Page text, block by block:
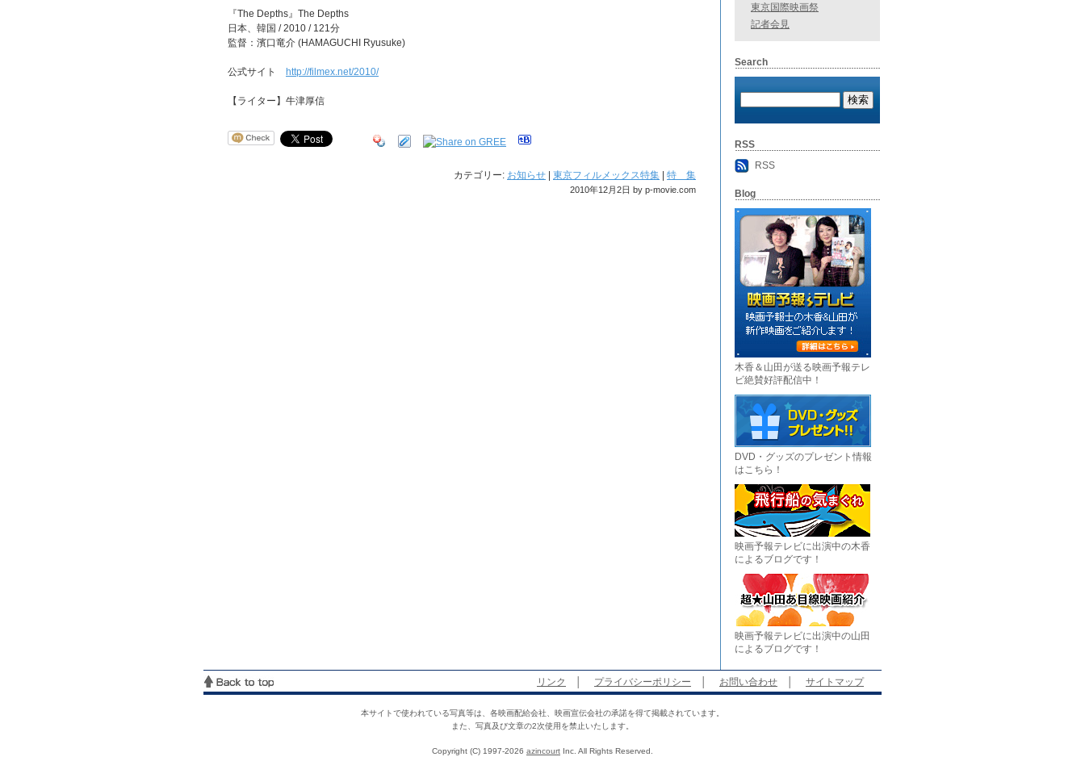
『The Depths』The Depths
日本、韓国 / 2010 / 121分
監督：濱口竜介 (HAMAGUCHI Ryusuke)
公式サイト http://filmex.net/2010/
【ライター】牛津厚信
カテゴリー: お知らせ 東京フィルメックス特集 特 集
2010年12月2日 by p-movie.com
東京国際映画祭
記者会見
Search
RSS
RSS
Blog
木香＆山田が送る映画予報テレ
ビ絶賛好評配信中！
DVD・グッズのプレゼント情報
はこちら！
映画予報テレビに出演中の木香
によるブログです！
映画予報テレビに出演中の山田
によるブログです！
リンク プライバシーポリシー お問い合わせ サイトマップ
本サイトで使われている写真等は、各映画配給会社、映画宣伝会社の承諾を得て掲載されています。
また、写真及び文章の2次使用を禁止いたします。
Copyright (C) 1997-2026 azincourt Inc. All Rights Reserved.